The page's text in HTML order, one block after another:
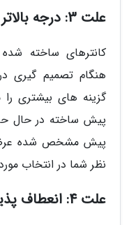
علت 3: درجه بالاتر
کانترهای ساخته
هنگام تصمیم
گزینه های بیشتری
پیش ساخته در حال
پیش مشخص شده
نظر شما در انتخاب
علت 4: انعطاف پذیری